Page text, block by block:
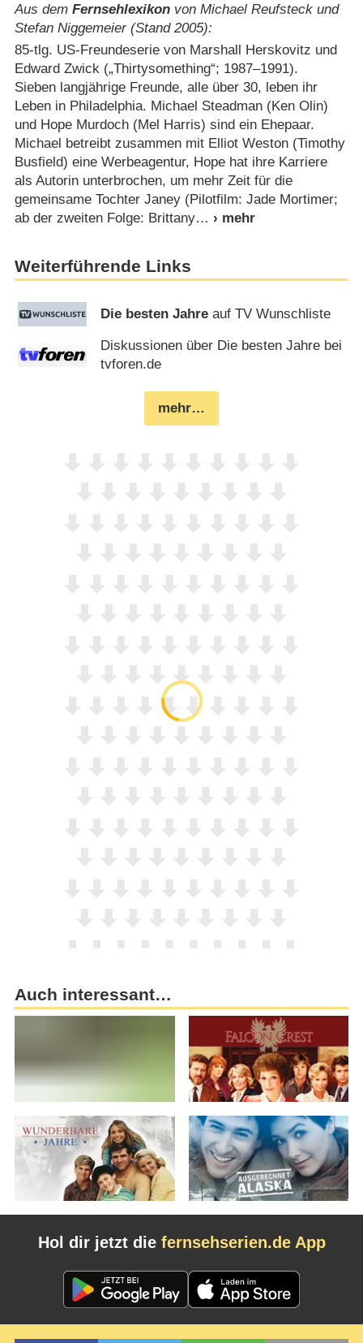
Aus dem Fernsehlexikonvon Michael Reufsteck und
Stefan Niggemeier (Stand 2005):
85-tlg. US-Freundeserie von Marshall Herskovitz und
Edward Zwick („Thirtysomething“; 1987⁠–⁠1991).
Sieben langjährige Freunde, alle über 30, leben ihr
Leben in Philadelphia. Michael Steadman (Ken Olin)
und Hope Murdoch (Mel Harris) sind ein Ehepaar.
Michael betreibt zusammen mit Elliot Weston (Timothy
Busfield) eine Werbeagentur, Hope hat ihre Karriere
als Autorin unterbrochen, um mehr Zeit für die
gemeinsame Tochter Janey (Pilotfilm: Jade Mortimer;
ab der zweiten Folge: Brittany
Weiterführende Links
Die besten Jahre auf TV Wunschliste
Diskussionen über Die besten Jahre bei
tvforen.de
mehr…
Auch interessant…
Hol dir jetzt die fernsehserien.de App